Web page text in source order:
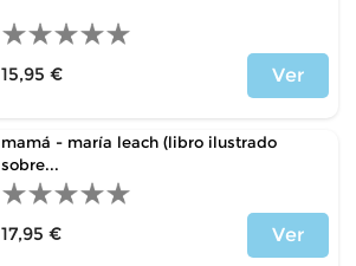
15,95 €
Ver
mamá - maría leach (libro ilustrado
sobre...
17,95 €
Ver